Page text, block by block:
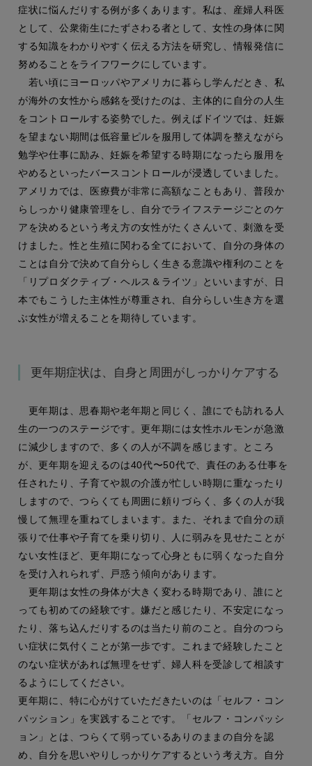
症状に悩んだりする例が多くあります。私は、産婦人科医
として、公衆衛生にたずさわる者として、女性の身体に関
する知識をわかりやすく伝える方法を研究し、情報発信に
努めることをライフワークにしています。
若い頃にヨーロッパやアメリカに暮らし学んだとき、私
が海外の女性から感銘を受けたのは、主体的に自分の人生
をコントロールする姿勢でした。例えばドイツでは、妊娠
を望まない期間は低容量ピルを服用して体調を整えながら
勉学や仕事に励み、妊娠を希望する時期になったら服用を
やめるといったバースコントロールが浸透していました。
アメリカでは、医療費が非常に高額なこともあり、普段か
らしっかり健康管理をし、自分でライフステージごとのケ
アを決めるという考え方の女性がたくさんいて、刺激を受
けました。性と生殖に関わる全てにおいて、自分の身体の
ことは自分で決めて自分らしく生きる意識や権利のことを
「リプロダクティブ・ヘルス＆ライツ」といいますが、日
本でもこうした主体性が尊重され、自分らしい生き方を選
ぶ女性が増えることを期待しています。
更年期症状は、自身と周囲がしっかりケアする
更年期は、思春期や老年期と同じく、誰にでも訪れる人
生の一つのステージです。更年期には女性ホルモンが急激
に減少しますので、多くの人が不調を感じます。ところ
が、更年期を迎えるのは40代〜50代で、責任のある仕事を
任されたり、子育てや親の介護が忙しい時期に重なったり
しますので、つらくても周囲に頼りづらく、多くの人が我
慢して無理を重ねてしまいます。また、それまで自分の頑
張りで仕事や子育てを乗り切り、人に弱みを見せたことが
ない女性ほど、更年期になって心身ともに弱くなった自分
を受け入れられず、戸惑う傾向があります。
更年期は女性の身体が大きく変わる時期であり、誰にと
っても初めての経験です。嫌だと感じたり、不安定になっ
たり、落ち込んだりするのは当たり前のこと。自分のつら
い症状に気付くことが第一歩です。これまで経験したこと
のない症状があれば無理をせず、婦人科を受診して相談す
るようにしてください。
更年期に、特に心がけていただきたいのは「セルフ・コン
パッション」を実践することです。「セルフ・コンパッシ
ョン」とは、つらくて弱っているありのままの自分を認
め、自分を思いやりしっかりケアするという考え方。自分